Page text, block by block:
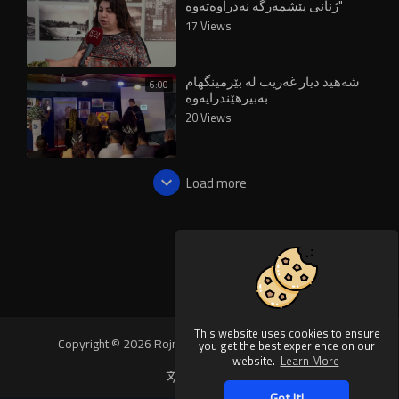
This website uses cookies to ensure
you get the best experience on our
website. Learn More
ژنانی پێشمەرگە نەدراوەتەوە"
17 Views
6:00 شەهید دیار غەریب لە بێرمینگھام
بەبیرهێندرایەوە
20 Views
Load more
Copyright © 2026 Rojnews Video. All rights reserved.
Language